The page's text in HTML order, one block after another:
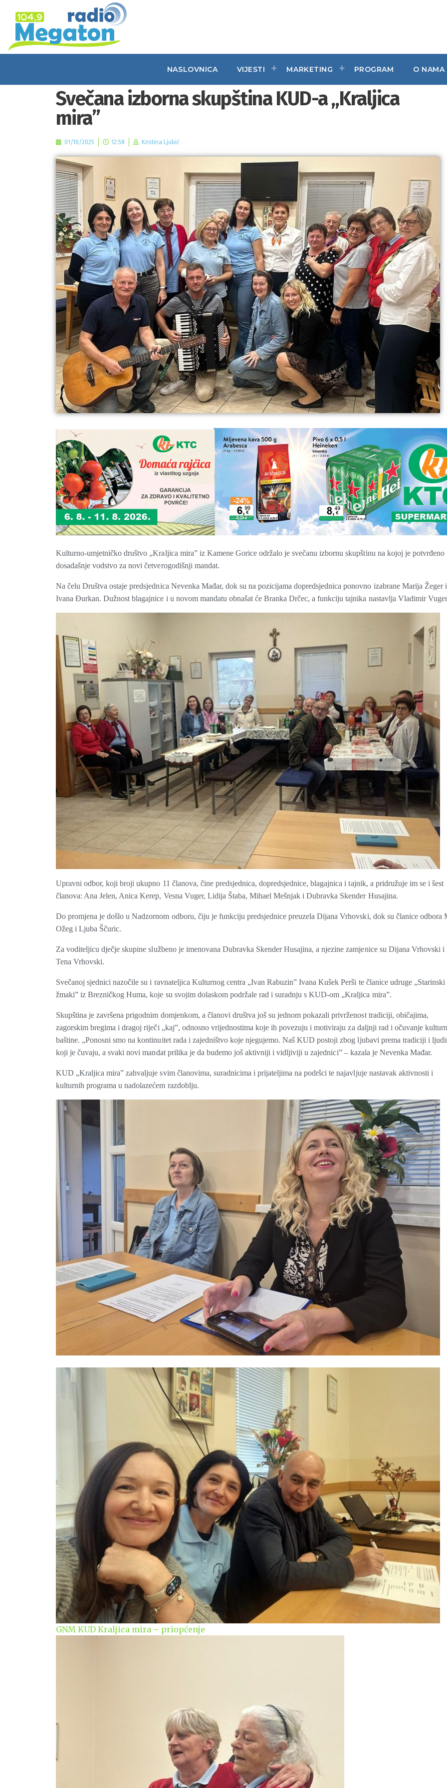
NASLOVNICA VIJESTI MARKETING PROGRAM O NAMA
Svečana izborna skupština KUD-a „Kraljica
mira”
01/10/2025 12:58 Kristina Ljubić
Kulturno-umjetničko društvo „Kraljica mira” iz Kamene Gorice održalo je svečanu izbornu skupštinu na kojoj je potvrđeno
dosadašnje vodstvo za novi četverogodišnji mandat.
Na čelu Društva ostaje predsjednica Nevenka Mađar, dok su na pozicijama dopredsjednica ponovno izabrane Marija Žeger i
Ivana Đurkan. Dužnost blagajnice i u novom mandatu obnašat će Branka Drčec, a funkciju tajnika nastavlja Vladimir
Upravni odbor, koji broji ukupno 11 članova, čine predsjednica, dopredsjednice, blagajnica i tajnik, a pridružuje im se i šest
članova: Ana Jelen, Anica Kerep, Vesna Vuger, Lidija Štaba, Mihael Mešnjak i Dubravka Skender Husajina.
Do promjena je došlo u Nadzornom odboru, čiju je funkciju predsjednice preuzela Dijana Vrhovski, dok su članice odbora
Ožeg i Ljuba Ščuric.
Za voditeljicu dječje skupine službeno je imenovana Dubravka Skender Husajina, a njezine zamjenice su Dijana Vrhovski i
Tena Vrhovski.
Svečanoj sjednici nazočile su i ravnateljica Kulturnog centra „Ivan Rabuzin” Ivana Kušek Perši te članice udruge „Starinski
žmaki” iz Brezničkog Huma, koje su svojim dolaskom podržale rad i suradnju s KUD-om „Kraljica mira”.
Skupština je završena prigodnim domjenkom, a članovi društva još su jednom pokazali privrženost tradiciji, običajima,
zagorskim bregima i dragoj riječi „kaj”, odnosno vrijednostima koje ih povezuju i motiviraju za daljnji rad i očuvanje
baštine. „Ponosni smo na kontinuitet rada i zajedništvo koje njegujemo. Naš KUD postoji zbog ljubavi prema tradiciji i
koji je čuvaju, a svaki novi mandat prilika je da budemo još aktivniji i vidljiviji u zajednici” – kazala je Nevenka Mađar.
KUD „Kraljica mira” zahvaljuje svim članovima, suradnicima i prijateljima na podršci te najavljuje nastavak aktivnosti i
kulturnih programa u nadolazećem razdoblju.
GNM KUD Kraljica mira – priopćenje